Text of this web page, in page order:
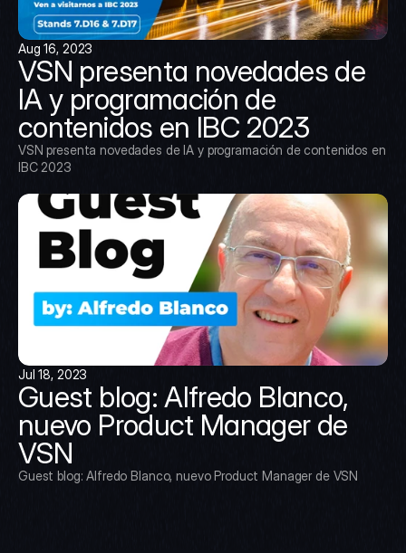
Aug 16, 2023
VSN presenta novedades de
IA y programación de
contenidos en IBC 2023
VSN presenta novedades de IA y programación de contenidos en
IBC 2023
Jul 18, 2023
Guest blog: Alfredo Blanco,
nuevo Product Manager de
VSN
Guest blog: Alfredo Blanco, nuevo Product Manager de VSN